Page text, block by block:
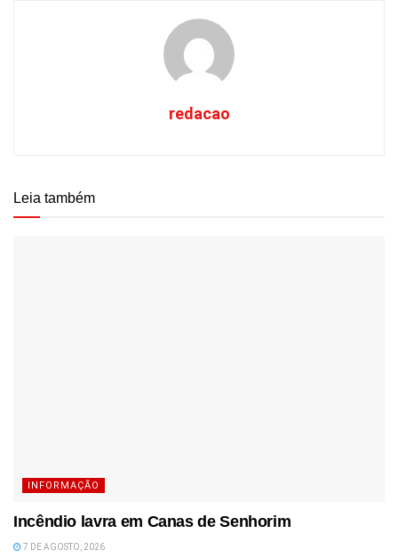
redacao
Leia também
INFORMAÇÃO
Incêndio lavra em Canas de Senhorim
7 DE AGOSTO, 2026